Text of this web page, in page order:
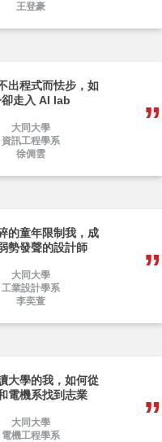
王登豪
出程式而怯步，如
走入 AI lab
大同大學
資訊工程學系
徐倜雲
的童年限制我，成
勢發聲的設計師
大同大學
工業設計學系
李奕萱
大學的我，如何從
電機系找到志業
大同大學
電機工程學系